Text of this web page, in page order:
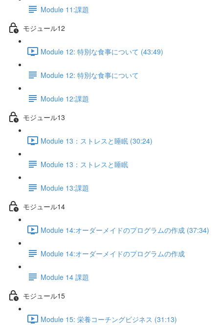
Module 11:課題
モジュール12
Module 12: 特別な食事について (43:49)
Module 12: 特別な食事について
Module 12:課題
モジュール13
Module 13：ストレスと睡眠 (30:24)
Module 13：ストレスと睡眠
Module 13:課題
モジュール14
Module 14:オーダーメイドのプログラムの作成 (37:34)
Module 14:オーダーメイドのプログラムの作成
Module 14 課題
モジュール15
Module 15: 栄養コーチングビジネス (31:13)